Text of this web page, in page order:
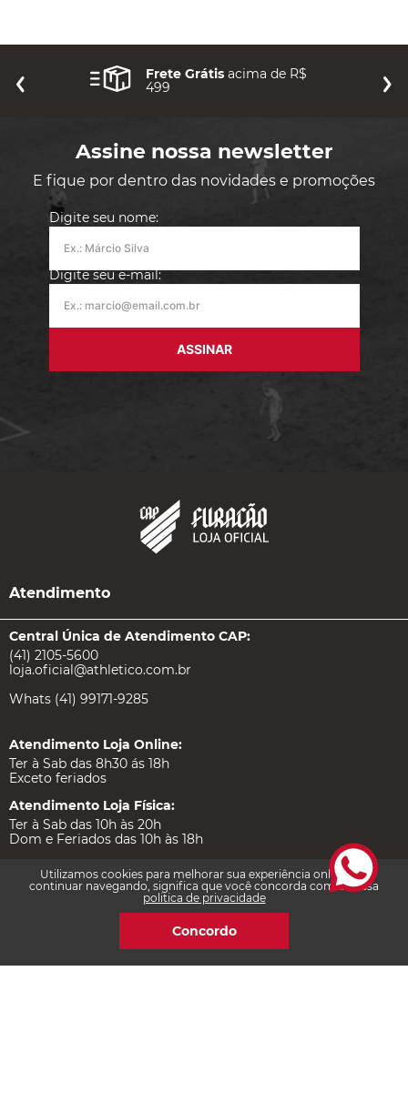
Utilizamos cookies para melhorar sua experiência online. Ao
continuar navegando, significa que você concorda com a nossa
politica de privacidade
Concordo
Frete Grátis acima de R$
499
Assine nossa newsletter
E fique por dentro das novidades e promoções
Digite seu nome:
Digite seu e-mail:
ASSINAR
Atendimento
Central Única de Atendimento CAP:
(41) 2105-5600
loja.oficial@athletico.com.br
Whats (41) 99171-9285
Atendimento Loja Online:
Ter à Sab das 8h30 ás 18h
Exceto feriados
Atendimento Loja Física:
Ter à Sab das 10h às 20h
Dom e Feriados das 10h às 18h
Atendimento Quiosque Piso L1 Palladium:
Seg a Sexta das 11h às 23h
Sábado das 10h às 22h
Dom e Feriados das 14h às 20h
Institucional